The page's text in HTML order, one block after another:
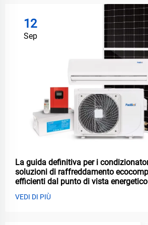
12
Sep
La guida definitiva per i
soluzioni di raffreddamento
efficienti dal punto di vista energetico
VEDI DI PIÙ